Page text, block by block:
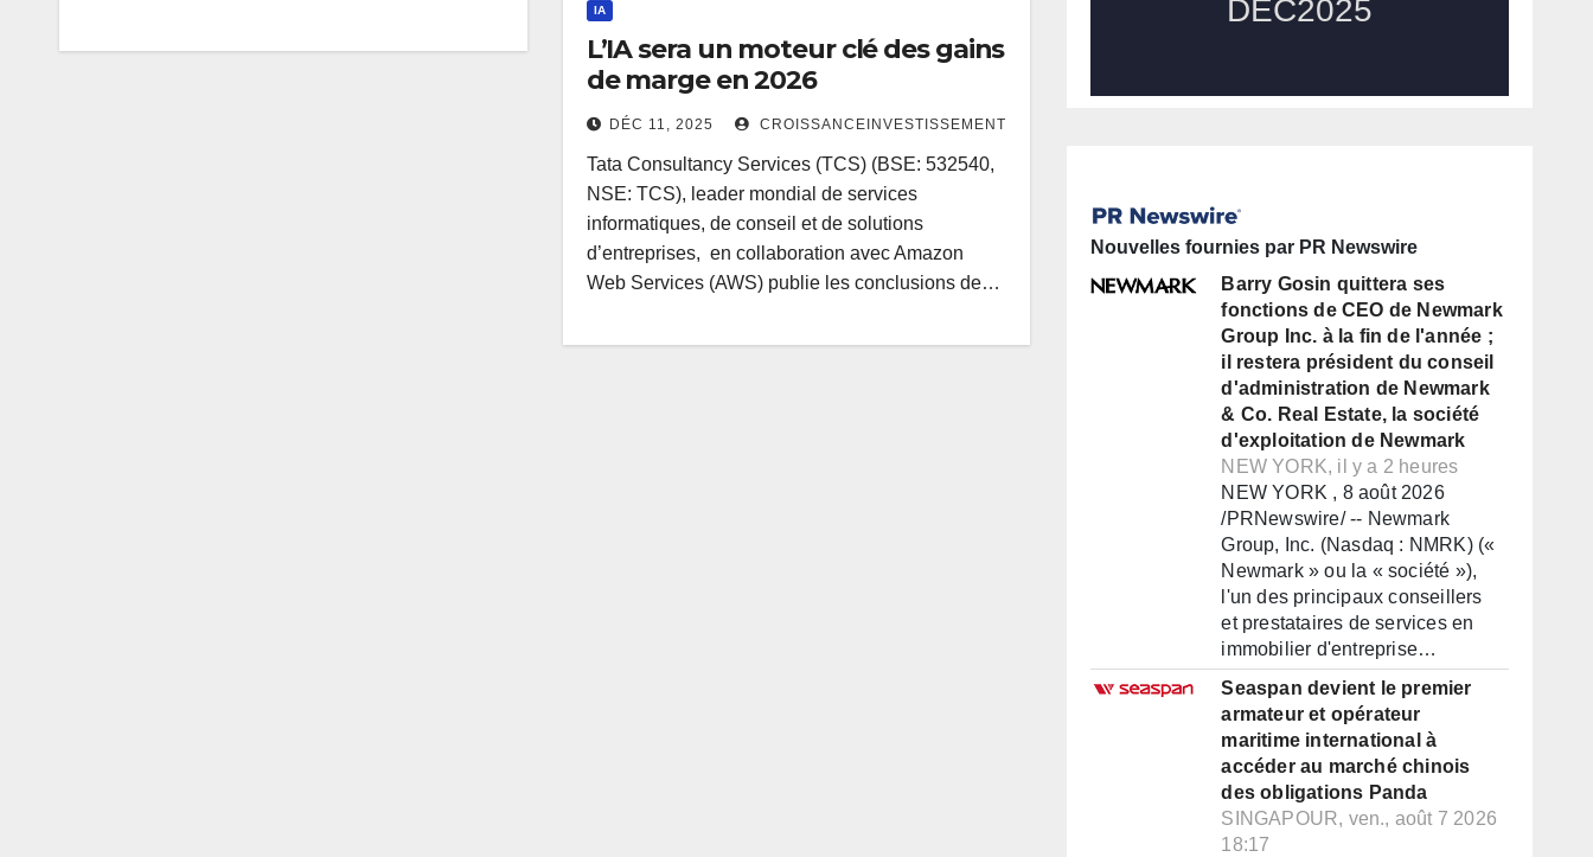
IA
L’IA sera un moteur clé des gains
de marge en 2026
DÉC 11, 2025 CROISSANCEINVESTISSEMENT
Tata Consultancy Services (TCS) (BSE: 532540,
NSE: TCS), leader mondial de services
informatiques, de conseil et de solutions
d’entreprises, en collaboration avec Amazon
Web Services (AWS) publie les conclusions de…
Nouvelles fournies par PR Newswire
Barry Gosin quittera ses
fonctions de CEO de Newmark
Group Inc. à la fin de l'année ;
il restera président du conseil
d'administration de Newmark
& Co. Real Estate, la société
d'exploitation de Newmark
NEW YORK, il y a 2 heures
NEW YORK , 8 août 2026
/PRNewswire/ -- Newmark
Group, Inc. (Nasdaq : NMRK) («
Newmark » ou la « société »),
l'un des principaux conseillers
et prestataires de services en
immobilier d'entreprise…
Seaspan devient le premier
armateur et opérateur
maritime international à
accéder au marché chinois
des obligations Panda
SINGAPOUR, ven., août 7 2026
18:17